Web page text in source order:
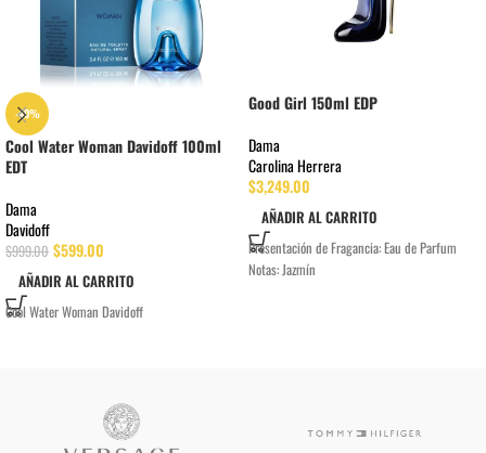
-40%
Cool Water Woman Davidoff 100ml
EDT
Dama
Davidoff
$999.00 $599.00
AÑADIR AL CARRITO
Cool Water Woman Davidoff
Good Girl 150ml EDP
Dama
Carolina Herrera
$3,249.00
AÑADIR AL CARRITO
Presentación de Fragancia:Eau de Parfum
Notas:Jazmín